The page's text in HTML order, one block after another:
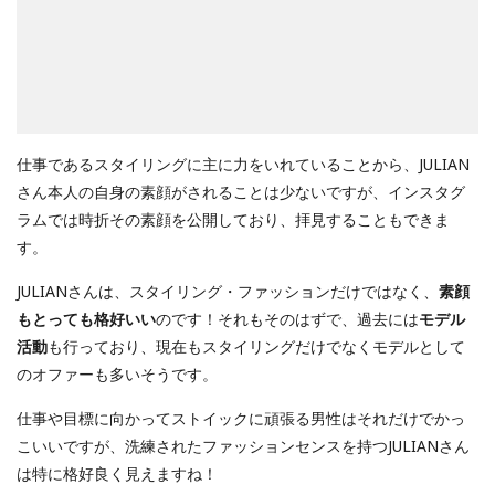
仕事であるスタイリングに主に力をいれていることから、JULIAN
さん本人の自身の素顔がされることは少ないですが、インスタグ
ラムでは時折その素顔を公開しており、拝見することもできま
す。
JULIANさんは、スタイリング・ファッションだけではなく、 素顔
もとっても格好いいのです！それもそのはずで、過去にはモデル
活動も行っており、現在もスタイリングだけでなくモデルとして
のオファーも多いそうです。
仕事や目標に向かってストイックに頑張る男性はそれだけでかっ
こいいですが、洗練されたファッションセンスを持つJULIANさん
は特に格好良く見えますね！